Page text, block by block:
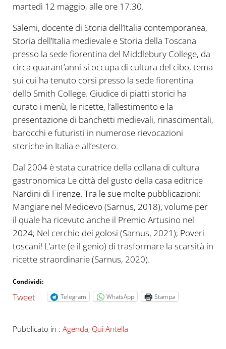
martedì 12 maggio, alle ore 17.30.
Salemi, docente di Storia dell’Italia contemporanea,
Storia dell’Italia medievale e Storia della Toscana
presso la sede fiorentina del Middlebury College, da
circa quarant’anni si occupa di cultura del cibo, tema
sui cui ha tenuto corsi presso la sede fiorentina
dello Smith College. Giudice di piatti storici ha
curato i menù, le ricette, l’allestimento e la
presentazione di banchetti medievali, rinascimentali,
barocchi e futuristi in numerose rievocazioni
storiche in Italia e all’estero.
Dal 2004 è stata curatrice della collana di cultura
gastronomica Le città del gusto della casa editrice
Nardini di Firenze. Tra le sue molte pubblicazioni:
Mangiare nel Medioevo (Sarnus, 2018), volume per
il quale ha ricevuto anche il Premio Artusino nel
2024; Nel cerchio dei golosi (Sarnus, 2021); Poveri
toscani! L’arte (e il genio) di trasformare la scarsità in
ricette straordinarie (Sarnus, 2020).
Condividi:
Tweet Telegram WhatsApp Stampa
Pubblicato in : Agenda, Qui Antella